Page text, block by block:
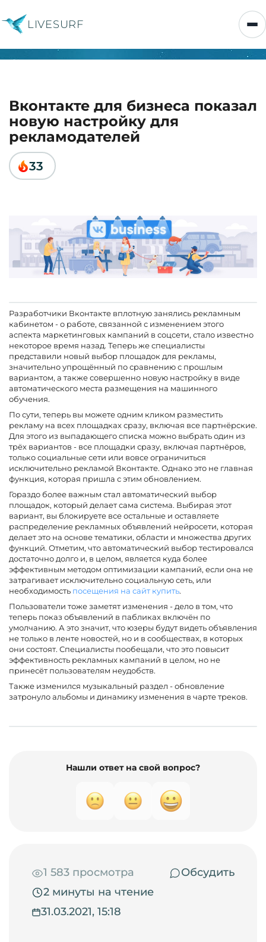
LIVESURF
Вконтакте для бизнеса показал
новую настройку для
рекламодателей
33
Разработчики Вконтакте вплотную занялись рекламным
кабинетом - о работе, связанной с изменением этого
аспекта маркетинговых кампаний в соцсети, стало известно
некоторое время назад. Теперь же специалисты
представили новый выбор площадок для рекламы,
значительно упрощённый по сравнению с прошлым
вариантом, а также совершенно новую настройку в виде
автоматического места размещения на машинного
обучения.
По сути, теперь вы можете одним кликом разместить
рекламу на всех площадках сразу, включая все партнёрские.
Для этого из выпадающего списка можно выбрать один из
трёх вариантов - все площадки сразу, включая партнёров,
только социальные сети или вовсе ограничиться
исключительно рекламой Вконтакте. Однако это не главная
функция, которая пришла с этим обновлением.
Гораздо более важным стал автоматический выбор
площадок, который делает сама система. Выбирая этот
вариант, вы блокируете все остальные и оставляете
распределение рекламных объявлений нейросети, которая
делает это на основе тематики, области и множества других
функций. Отметим, что автоматический выбор тестировался
достаточно долго и, в целом, является куда более
эффективным методом оптимизации кампаний, если она не
затрагивает исключительно социальную сеть, или
необходимость посещения на сайт купить.
Пользователи тоже заметят изменения - дело в том, что
теперь показ объявлений в пабликах включён по
умолчанию. А это значит, что юзеры будут видеть объявления
не только в ленте новостей, но и в сообществах, в которых
они состоят. Специалисты пообещали, что это повысит
эффективность рекламных кампаний в целом, но не
принесёт пользователям неудобств.
Также изменился музыкальный раздел - обновление
затронуло альбомы и динамику изменения в чарте треков.
Нашли ответ на свой вопрос?
1 583 просмотра
Обсудить
2 минуты на чтение
31.03.2021, 15:18